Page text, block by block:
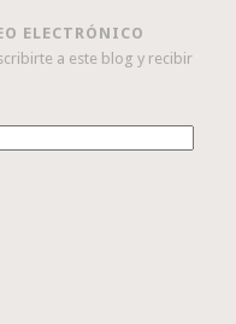
ELECTRÓNICO
a este blog y recibir